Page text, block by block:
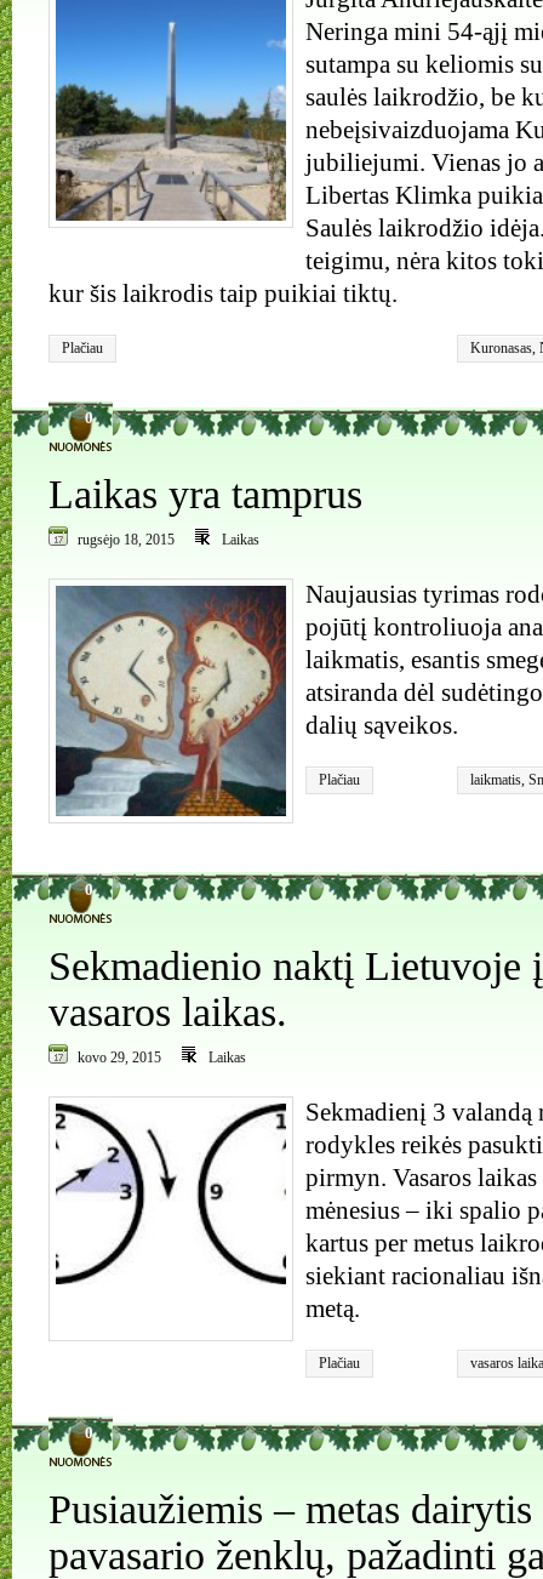
Neringa mini 54-ąjį
sutampa su keliomis
saulės laikrodžio, be
nebeįsivaizduojama
jubiliejumi. Vienas jo
Libertas Klimka
Saulės laikrodžio
teigimu, nėra kitos
kur šis laikrodis taip puikiai tiktų.
Plačiau Kuronasas,
0
Laikas yra tamprus
rugsėjo 18, 2015 Laikas
Naujausias tyrimas
pojūtį kontroliuoja
laikmatis, esantis
atsiranda dėl
dalių sąveikos.
Plačiau laikmatis,
0
Sekmadienio naktį Lietuvoje
vasaros laikas.
kovo 29, 2015 Laikas
Sekmadienį 3
rodykles reikės
pirmyn. Vasaros
mėnesius – iki spalio
kartus per metus
siekiant racionaliau
metą.
Plačiau vasaros
0
Pusiaužiemis – metas
pavasario ženklų, pažadinti